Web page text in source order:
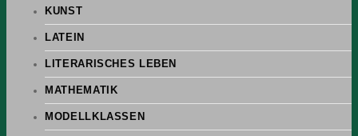
KUNST
LATEIN
LITERARISCHES LEBEN
MATHEMATIK
MODELLKLASSEN